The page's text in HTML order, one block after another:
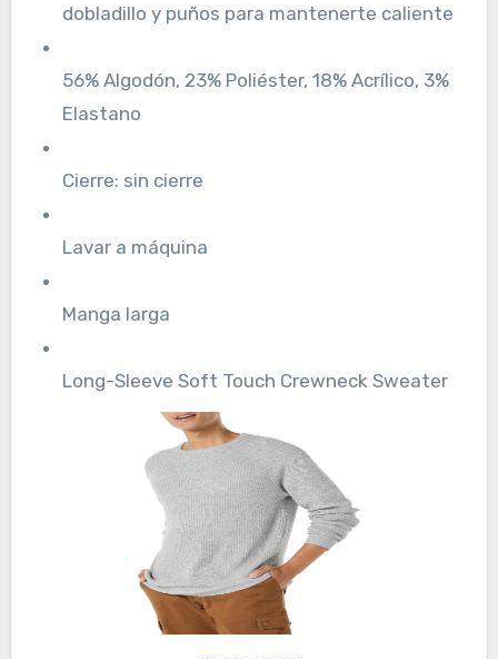
dobladillo y puños para mantenerte caliente
56% Algodón, 23% Poliéster, 18% Acrílico, 3%
Elastano
Cierre: sin cierre
Lavar a máquina
Manga larga
Long-Sleeve Soft Touch Crewneck Sweater